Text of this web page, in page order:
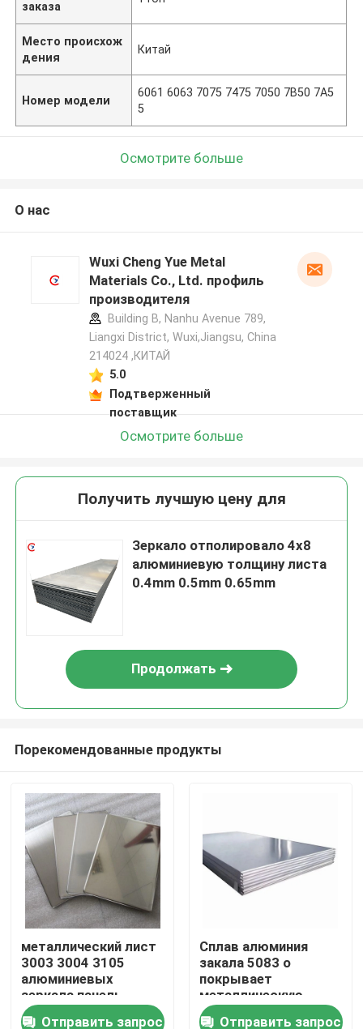
Дом
Товары
Видео
заказа
Место происхож
дения
Китай
Номер модели
6061 6063 7075 7475 7050 7B50 7A5
5
Осмотрите больше
О нас
Wuxi Cheng Yue Metal
Materials Co., Ltd. профиль
производителя
Building B, Nanhu Avenue 789,
Liangxi District, Wuxi,Jiangsu, China
214024 ,КИТАЙ
5.0
Подтверженный
поставщик
Осмотрите больше
Получить лучшую цену для
Зеркало отполировало 4x8
алюминиевую толщину листа
0.4mm 0.5mm 0.65mm
Продолжать
Порекомендованные продукты
металлический лист
3003 3004 3105
алюминиевых
зеркала панель
плиты 0,05 до
Отправить запрос
Сплав алюминия
закала 5083 o
покрывает
металлическую
ширину 100-2600mm
Отправить запрос